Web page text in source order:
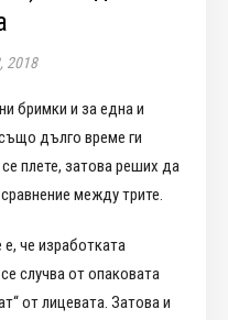
2018
бримки и за една и
дълго време ги
плете, затова реших да
между трите.
че изработката
случва от опаковата
от лицевата. Затова и